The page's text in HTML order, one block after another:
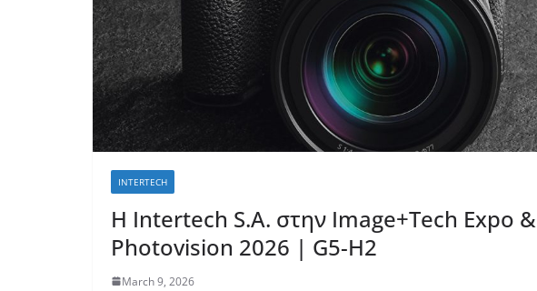
INTERTECH
H Intertech S.A. στην Image+Tech Expo &
Photovision 2026 | G5-H2
March 9, 2026